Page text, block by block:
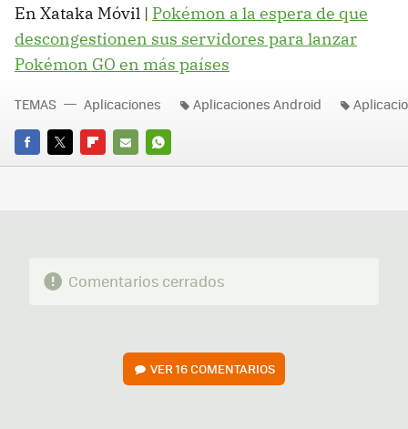
En Xataka Móvil | Pokémon a la espera de que
descongestionen sus servidores para lanzar
Pokémon GO en más países
FACEBOOK
TWITTERFLIPBOARD
E-
WHATSAPP
TEMAS Aplicaciones Aplicaciones Android
Comentarios cerrados
VER16 COMENTARIOS